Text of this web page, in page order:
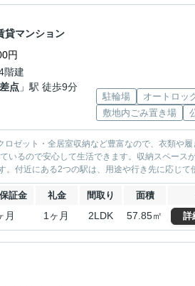
貸マンション
円
階建
点 」駅 徒歩9分
駐輪場 オートロッ
敷地内ごみ置き場
ゼット・全居室収納など豊富なので、衣類や
いるので安心して生活できます。収納スペース
付近にある2つの駅は、用途や行き先に応じて
証金 礼金 間取り 面積
月 1ヶ月 2LDK 57.85㎡ 詳